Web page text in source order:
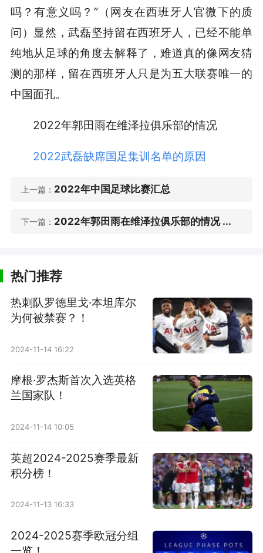
吗？有意义吗？”（网友在西班牙人官微下的质
问）显然，武磊坚持留在西班牙人，已经不能单
纯地从足球的角度去解释了，难道真的像网友猜
测的那样，留在西班牙人只是为五大联赛唯一的
中国面孔。
2022年郭田雨在维泽拉俱乐部的情况
2022武磊缺席国足集训名单的原因
上一篇： 2022年中国足球比赛汇总
下一篇： 2022年郭田雨在维泽拉俱乐部的情况 ...
热门推荐
热刺队罗德里戈·本坦库尔
为何被禁赛？！
2024-11-14 16:22
摩根·罗杰斯首次入选英格
兰国家队！
2024-11-14 10:05
英超2024-2025赛季最新
积分榜！
2024-11-13 16:33
2024-2025赛季欧冠分组